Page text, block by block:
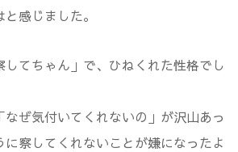
感じました。
してちゃん」で、ひねくれた性格でし
ぜ気付いてくれないの」が沢山あっ
察してくれないことが嫌になったよ